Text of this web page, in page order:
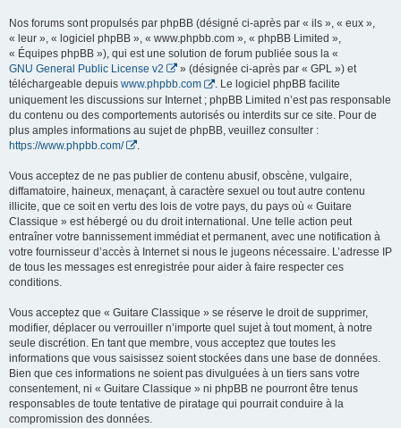
Nos forums sont propulsés par phpBB (désigné ci-après par « ils », « eux »,
« leur », « logiciel phpBB », « www.phpbb.com », « phpBB Limited »,
« Équipes phpBB »), qui est une solution de forum publiée sous la «
GNU General Public License v2
» (désignée ci-après par « GPL ») et
téléchargeable depuis www.phpbb.com
. Le logiciel phpBB facilite
uniquement les discussions sur Internet ; phpBB Limited n’est pas responsable
du contenu ou des comportements autorisés ou interdits sur ce site. Pour de
plus amples informations au sujet de phpBB, veuillez consulter :
https://www.phpbb.com/
Vous acceptez de ne pas publier de contenu abusif, obscène, vulgaire,
diffamatoire, haineux, menaçant, à caractère sexuel ou tout autre contenu
illicite, que ce soit en vertu des lois de votre pays, du pays où « Guitare
Classique » est hébergé ou du droit international. Une telle action peut
entraîner votre bannissement immédiat et permanent, avec une notification à
votre fournisseur d’accès à Internet si nous le jugeons nécessaire. L’adresse IP
de tous les messages est enregistrée pour aider à faire respecter ces
conditions.
Vous acceptez que « Guitare Classique » se réserve le droit de supprimer,
modifier, déplacer ou verrouiller n’importe quel sujet à tout moment, à notre
seule discrétion. En tant que membre, vous acceptez que toutes les
informations que vous saisissez soient stockées dans une base de données.
Bien que ces informations ne soient pas divulguées à un tiers sans votre
consentement, ni « Guitare Classique » ni phpBB ne pourront être tenus
responsables de toute tentative de piratage qui pourrait conduire à la
compromission des données.